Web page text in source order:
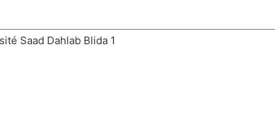
Saad Dahlab Blida 1